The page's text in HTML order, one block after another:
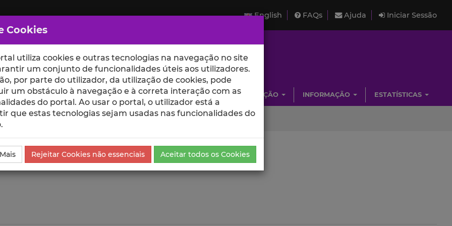
English FAQs Ajuda Iniciar Sessão
ESCOLAS UNIDADES INVESTIGAÇÃO INFORMAÇÃO ESTATÍSTICAS
Comunicação Visualizações
Cookies
utiliza cookies e outras tecnologias na navegação no site
um conjunto de funcionalidades úteis aos utilizadores.
por parte do utilizador, da utilização de cookies, pode
um obstáculo à navegação e à correta interação com as
do portal. Ao usar o portal, o utilizador está a
que estas tecnologias sejam usadas nas funcionalidades do
Rejeitar Cookies não essenciais Aceitar todos os Cookies